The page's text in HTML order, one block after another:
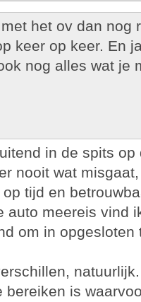
het ov dan nog
keer op keer. En
nog alles wat je
in de spits
nooit wat
tijd en
auto meereis vind
om in opgesloten
bereiken is